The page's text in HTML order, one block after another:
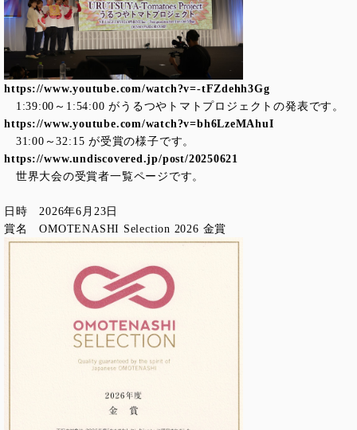
https://www.youtube.com/watch?v=-tFZdehh3Gg
1:39:00～1:54:00 がうるつやトマトプロジェクトの発表です。
https://www.youtube.com/watch?v=bh6LzeMAhuI
31:00～32:15 が受賞の様子です。
https://www.undiscovered.jp/post/20250621
世界大会の受賞者一覧ページです。
日時 2026年6月23日
賞名 OMOTENASHI Selection 2026 金賞